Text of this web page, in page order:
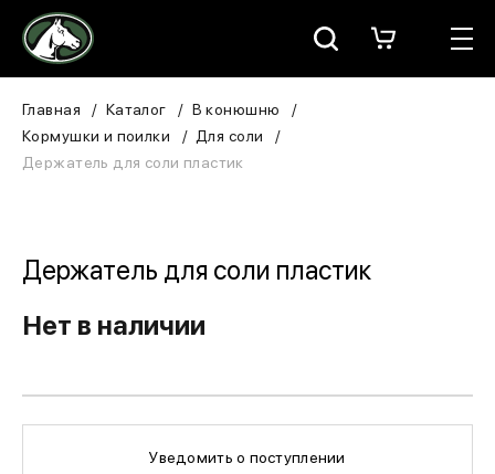
Москва
Для всадника
В конюшню
ЗООТОВАРЫ
Главная Каталог
В конюшню
Кормушки и поилки
Для соли
Держатель для соли пластик
Держатель для соли пластик
Нет в наличии
Уведомить о поступлении